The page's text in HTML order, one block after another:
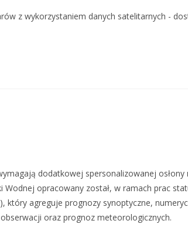
z wykorzystaniem danych satelitarnych -
dodatkowej spersonalizowanej
opracowany został, w ramach prac
który agreguje prognozy synoptyczne,
oraz prognoz meteorologicznych.